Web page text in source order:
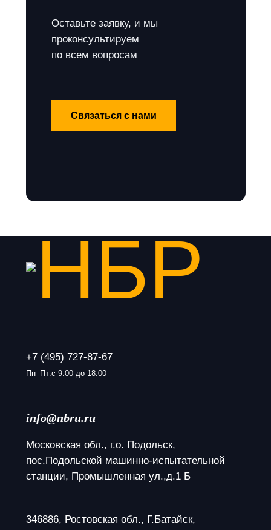
Оставьте заявку, и мы
проконсультируем
по всем вопросам
Связаться с нами
+7 (495) 727-87-67
Пн–Пт:с 9:00 до 18:00
info@nbru.ru
Московская обл., г.о. Подольск,
пос.Подольской машинно-испытательной
станции, Промышленная ул.,д.1 Б
346886, Ростовская обл., Г.Батайск,